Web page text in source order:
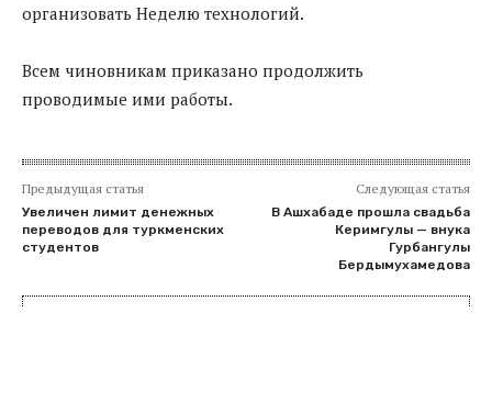
организовать Неделю технологий.
Всем чиновникам приказано продолжить
проводимые ими работы.
Предыдущая статья
Увеличен лимит денежных
переводов для туркменских
студентов
Следующая статья
В Ашхабаде прошла свадьба
Керимгулы — внука
Гурбангулы
Бердымухамедова